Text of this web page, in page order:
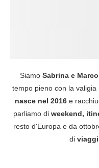
Siamo Sabrina e Marco
tempo pieno con la valigia
nasce nel 2016 e
parliamo di weekend,
resto d'Europa e da
di